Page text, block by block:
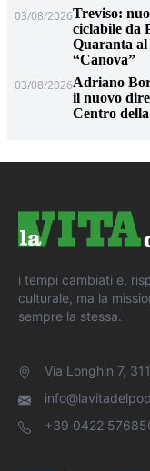
03/08/2026Treviso:
ciclabile da
Quaranta al
“Canova”
03/08/2026Adriano
il nuovo
Centro
i tempi cambiati e,
culturale, ma la
sempre la stessa.
Via Longhin 7,
+39 0422